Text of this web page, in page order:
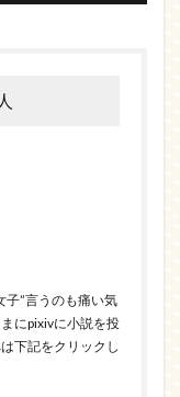
子”言うのも痛い気
にpixivに小説を投
下記をクリックし